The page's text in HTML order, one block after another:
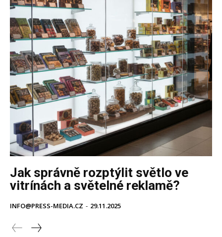
Jak správně rozptýlit světlo ve
vitrínách a světelné reklamě?
INFO@PRESS-MEDIA.CZ - 29.11.2025